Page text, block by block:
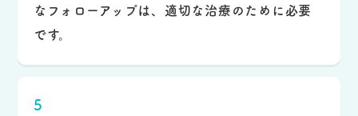
なフォローアップは、適切な治療のために必要
です。
5